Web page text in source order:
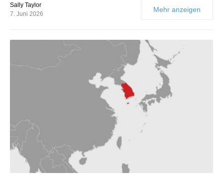
Sally Taylor
7. Juni 2026
Mehr anzeigen